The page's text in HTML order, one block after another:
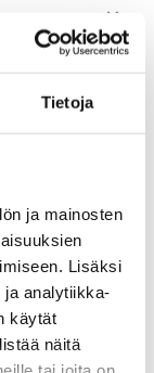
Tietoja
ja mainosten
Lisäksi
ja analytiikka-
käytät
näitä